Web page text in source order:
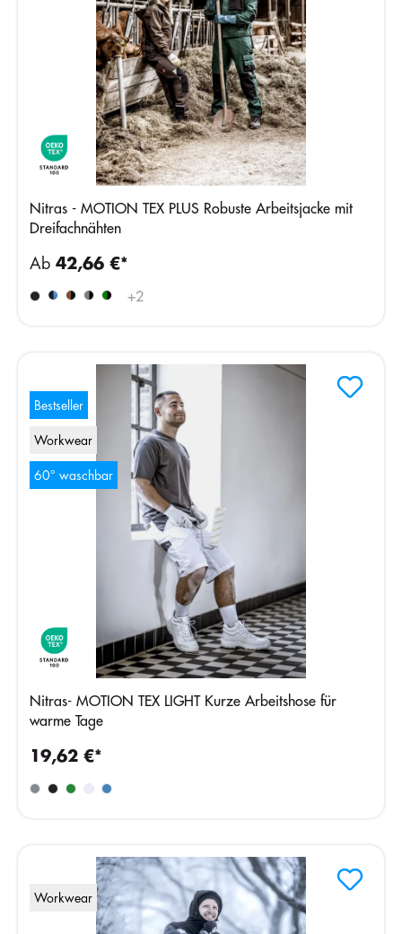
Nitras - MOTION TEX PLUS Robuste Arbeitsjacke mit
Dreifachnähten
+2
Ab 42,66 €*
Bestseller
Workwear
60° waschbar
Nitras- MOTION TEX LIGHT Kurze Arbeitshose für
warme Tage
19,62 €*
Workwear